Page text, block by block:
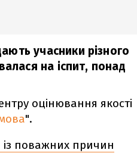
учасники різного
на іспит, понад
оцінювання якості
".
поважних причин